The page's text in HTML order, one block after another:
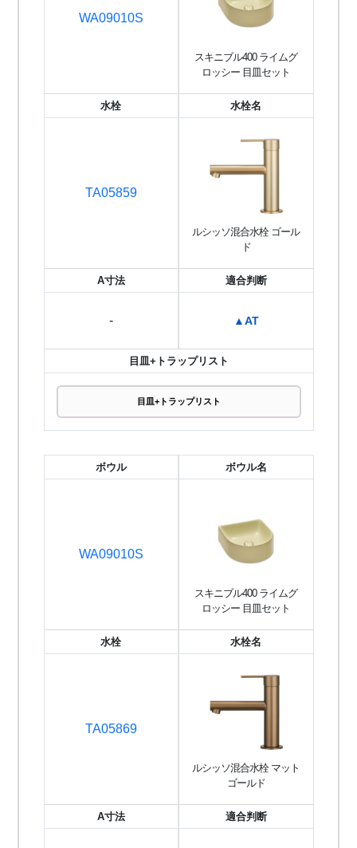
WA09010S
スキニブル400 ライムグ
ロッシー 目皿セット
水栓
TA05859
水栓名
ルシッソ混合水栓 ゴール
ド
A寸法
-
適合判断
▲AT
目皿+トラップリスト
目皿+トラップリスト
ボウル
WA09010S
ボウル名
スキニブル400 ライムグ
ロッシー 目皿セット
水栓
TA05869
水栓名
ルシッソ混合水栓 マット
ゴールド
A寸法 適合判断